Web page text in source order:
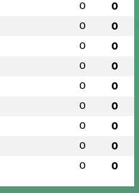
0 0
0 0
0 0
0 0
0 0
0 0
0 0
0 0
0 0